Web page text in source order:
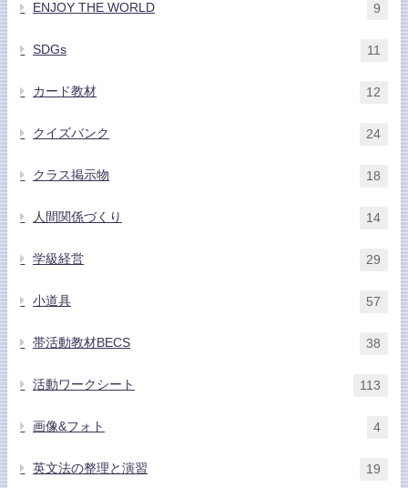
ENJOY THE WORLD 9
SDGs 11
カード教材 12
クイズバンク 24
クラス掲示物 18
人間関係づくり 14
学級経営 29
小道具 57
帯活動教材BECS 38
活動ワークシート 113
画像&フォト 4
英文法の整理と演習 19